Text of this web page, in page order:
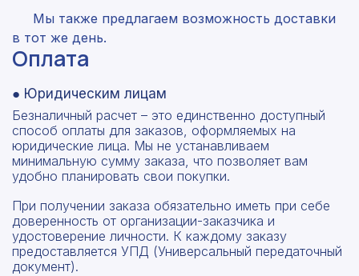
Мы также предлагаем возможность доставки
в тот же день.
Оплата
● Юридическим лицам
Безналичный расчет – это единственно доступный
способ оплаты для заказов, оформляемых на
юридические лица. Мы не устанавливаем
минимальную сумму заказа, что позволяет вам
удобно планировать свои покупки.
При получении заказа обязательно иметь при себе
доверенность от организации-заказчика и
удостоверение личности. К каждому заказу
предоставляется УПД (Универсальный передаточный
документ).